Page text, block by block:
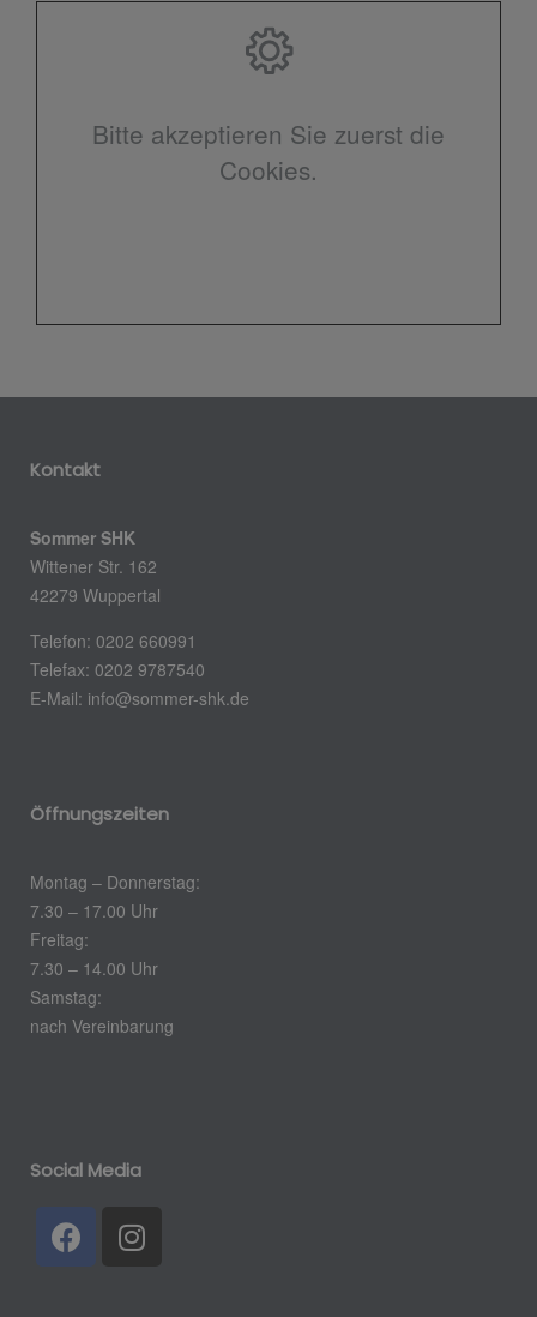
Bitte akzeptieren Sie zuerst die
Cookies.
Kontakt
Sommer SHK
Wittener Str. 162
42279 Wuppertal
Telefon: 0202 660991
Telefax: 0202 9787540
E-Mail: info@sommer-shk.de
Öffnungszeiten
Montag – Donnerstag:
7.30 – 17.00 Uhr
Freitag:
7.30 – 14.00 Uhr
Samstag:
nach Vereinbarung
Social Media